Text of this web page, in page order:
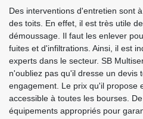
Des interventions d'entretien sont
des toits. En effet, il est très utile
démoussage. Il faut les enlever
fuites et d'infiltrations. Ainsi, il est
experts dans le secteur. SB
n'oubliez pas qu'il dresse un devis
engagement. Le prix qu'il propose
accessible à toutes les bourses.
équipements appropriés pour